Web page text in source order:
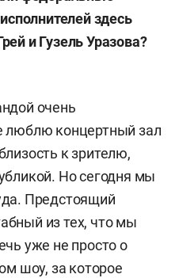
здесь
и Гузель Уразова?
очень
люблю концертный зал
к зрителю,
Но сегодня мы
Предстоящий
из тех, что мы
уже не просто о
шоу, за которое